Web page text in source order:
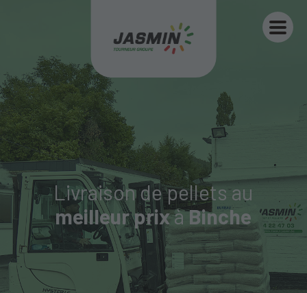
Livraison de pellets au
meilleur prixàBinche